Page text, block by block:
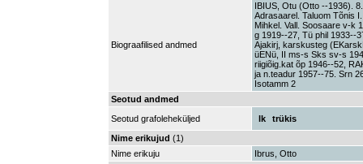
Biograafilised andmed
IBIUS, Otu (Otto --1936).
Adrasaarel. Taluom Tõnis
Mihkel. Vall. Soosaare v-k
g 1919--27, Tü phil 1933--
Ajakirj, karskusteg
üENü, II ms-s Sks sv-s
riigiõig.kat õp 1946--52,
ja n.teadur 1957--75. Srn
Isotamm 2
Seotud andmed
Seotud grafoleheküljed
lk
trükis
Nime erikujud (1)
Nime erikuju
Ibrus, Otto